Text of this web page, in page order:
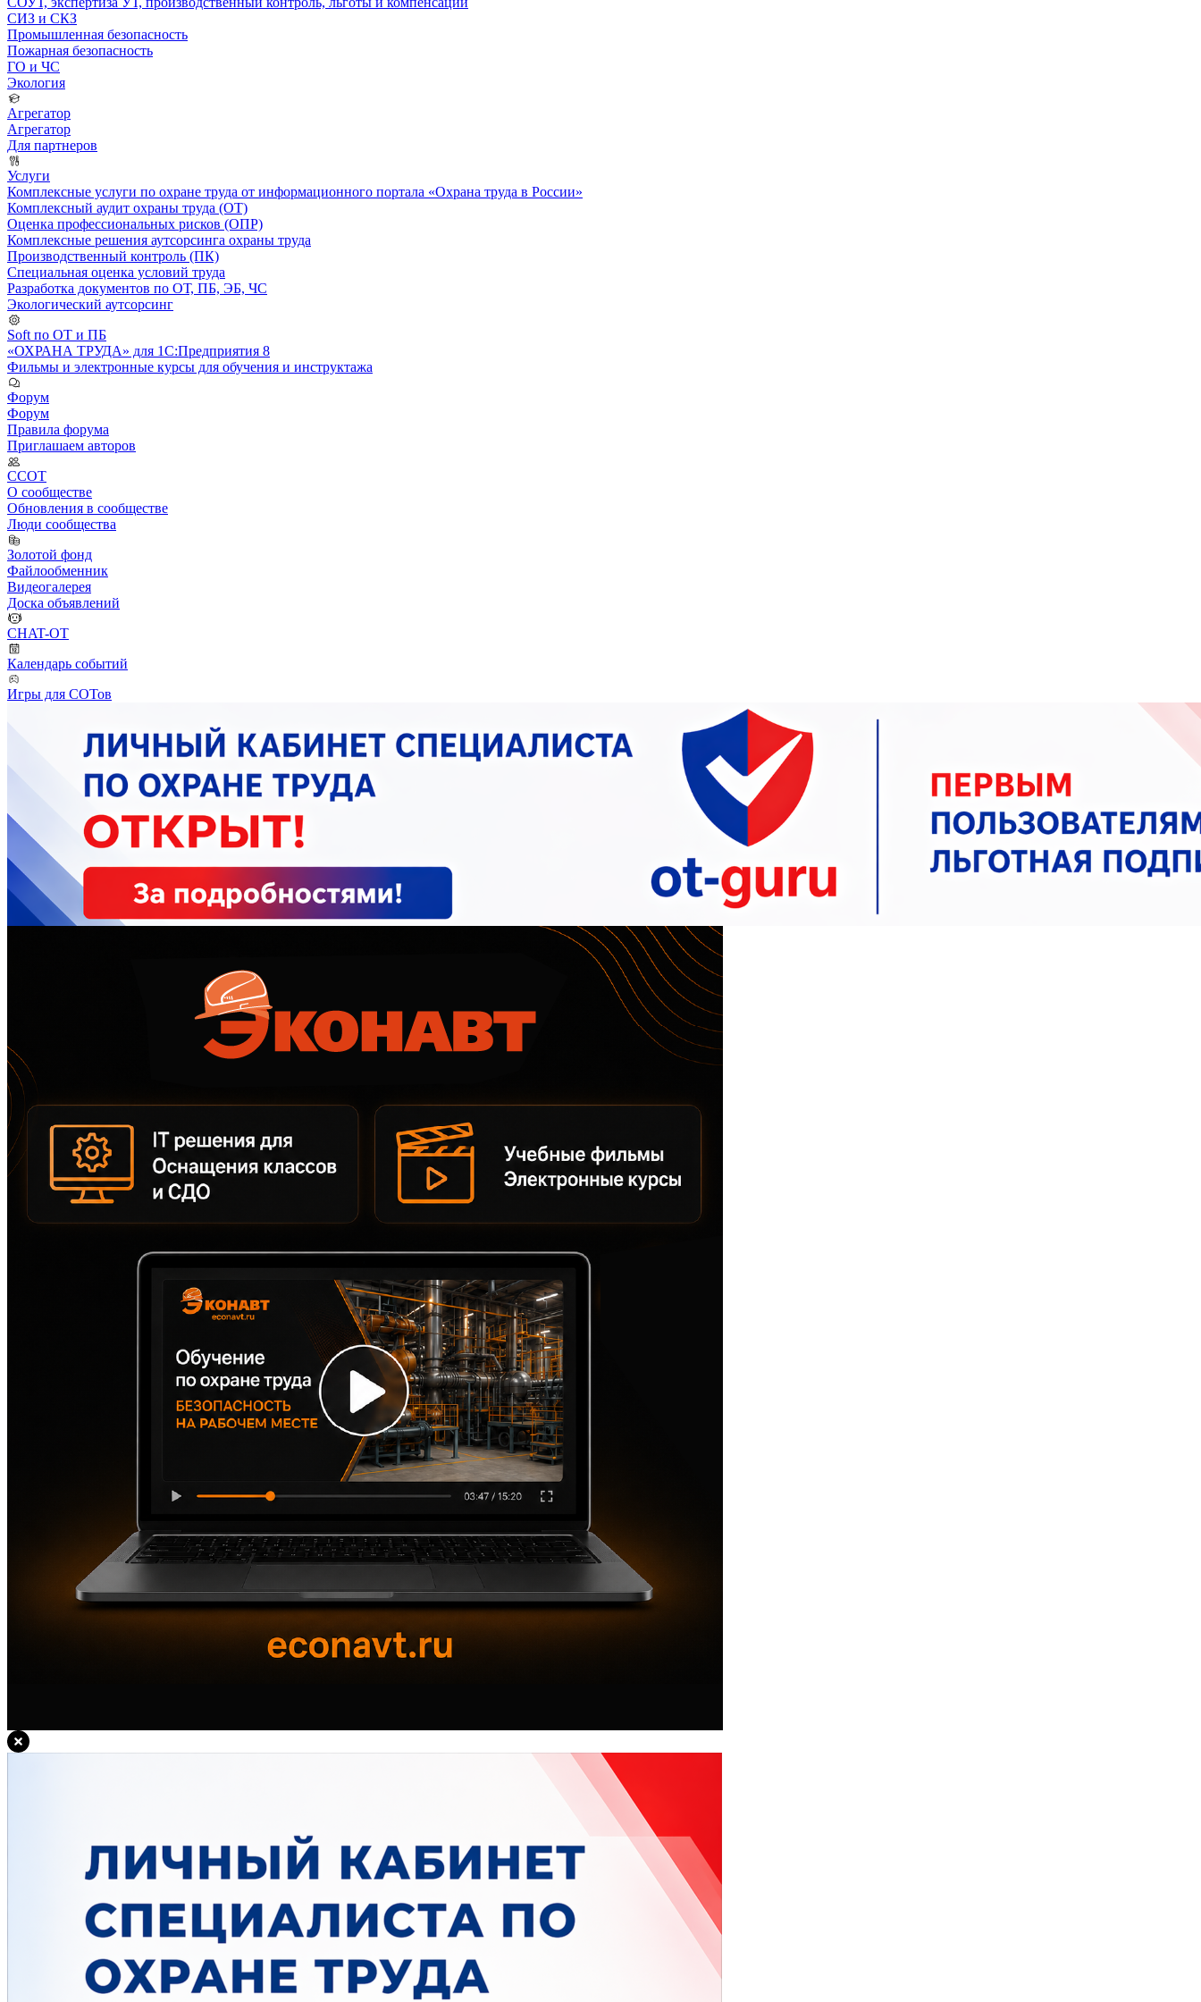
СИЗ и СКЗ
Промышленная безопасность
Пожарная безопасность
ГО и ЧС
Экология
Агрегатор
Агрегатор
Для партнеров
Услуги
Комплексные услуги по охране труда от информационного портала «Охрана труда в России»
Комплексный аудит охраны труда (ОТ)
Оценка профессиональных рисков (ОПР)
Комплексные решения аутсорсинга охраны труда
Производственный контроль (ПК)
Специальная оценка условий труда
Разработка документов по ОТ, ПБ, ЭБ, ЧС
Экологический аутсорсинг
Soft по ОТ и ПБ
«ОХРАНА ТРУДА» для 1С:Предприятия 8
Фильмы и электронные курсы для обучения и инструктажа
Форум
Форум
Правила форума
Приглашаем авторов
ССОТ
О сообществе
Обновления в сообществе
Люди сообщества
Золотой фонд
Файлообменник
Видеогалерея
Доска объявлений
CHAT-OT
Календарь событий
Игры для СОТов